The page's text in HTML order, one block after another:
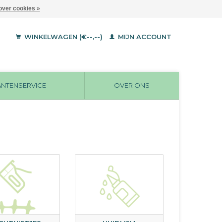
WINKELWAGEN (€--,--) MIJN ACCOUNT
OVER ONS
cookies »